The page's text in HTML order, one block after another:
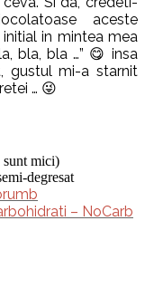
aceste
in mintea mea
bla, bla …” 😋 insa
gustul mi-a starnit
… 😜
sunt mici)
degresat
– NoCarb